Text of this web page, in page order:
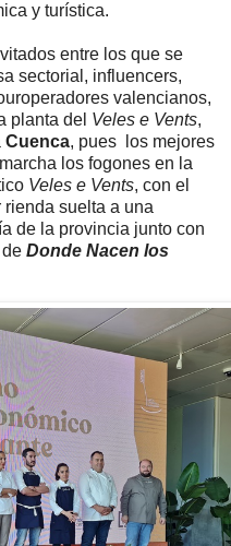
y turística.
entre los que se
sectorial, influencers,
valencianos,
planta del Veles e Vents,
Cuenca, pues los mejores
los fogones en la
Veles e Vents, con el
rienda suelta a una
de la provincia junto con
Donde Nacen los